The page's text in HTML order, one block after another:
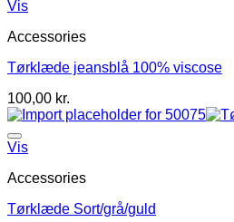
Vis
Accessories
Tørklæde jeansblå 100% viscose
100,00 kr.
Vis
Accessories
Tørklæde Sort/grå/guld